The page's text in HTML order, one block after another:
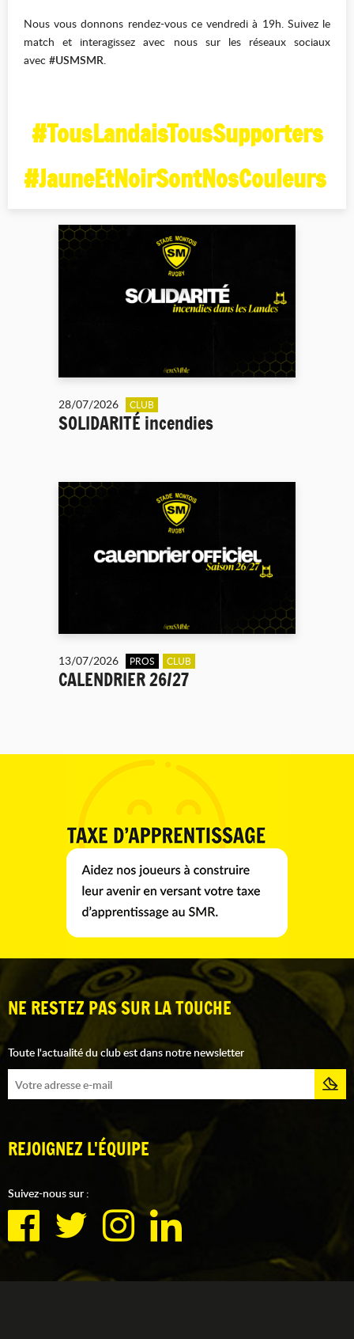
Nous vous donnons rendez-vous ce vendredi à 19h. Suivez le
match et interagissez avec nous sur les réseaux sociaux
avec #USMSMR.
#TousLandaisTousSupporters
#JauneEtNoirSontNosCouleurs
28/07/2026 CLUB
SOLIDARITÉ incendies
13/07/2026 PROS CLUB
CALENDRIER 26/27
NE RESTEZ PAS SUR LA TOUCHE
Toute l'actualité du club est dans notre newsletter
REJOIGNEZ L'ÉQUIPE
Suivez-nous sur :